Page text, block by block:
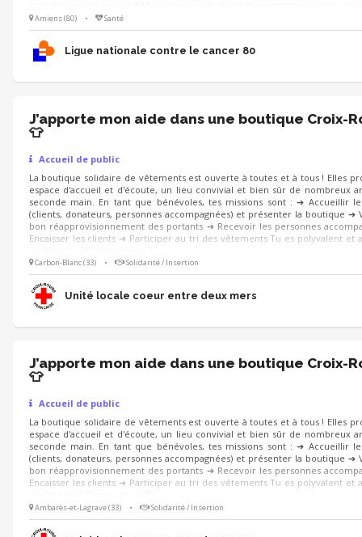
la collecte ❤Envie de s’investir au sein d’une équipe 😁Bonne humeur
logistique Rejoignez-nous!
Amiens (80) • Santé
Ligue nationale contre le cancer 80
J’apporte mon aide dans une boutique Croix-
👕
Accueil de public
La boutique solidaire de vêtements est ouverte à toutes et à tous ! Elles
espace d'accueil et d'écoute, un lieu convivial et bien sûr de nombreux
seconde main. En tant que bénévoles, tes missions sont : ➔ Accueillir
(clients, donateurs, personnes accompagnées) et présenter la boutique ➔
bon réapprovisionnement des portants ➔ Recevoir les personnes
Encaisser les clients ➔ Participer au tri des vêtements Tu es polyvalent et
Carbon-Blanc (33) • Solidarité / Insertion
Unité locale coeur entre deux mers
J’apporte mon aide dans une boutique Croix-
👕
Accueil de public
La boutique solidaire de vêtements est ouverte à toutes et à tous ! Elles
espace d'accueil et d'écoute, un lieu convivial et bien sûr de nombreux
seconde main. En tant que bénévoles, tes missions sont : ➔ Accueillir
(clients, donateurs, personnes accompagnées) et présenter la boutique ➔
bon réapprovisionnement des portants ➔ Recevoir les personnes
Encaisser les clients ➔ Participer au tri des vêtements Tu es polyvalent et
Ambarès-et-Lagrave (33) • Solidarité / Insertion